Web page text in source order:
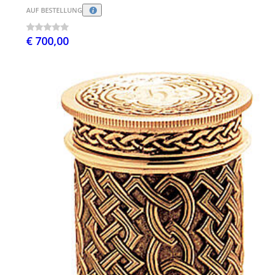
AUF BESTELLUNG
€ 700,00